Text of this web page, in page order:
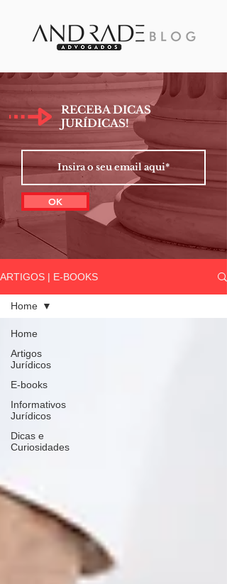
RECEBA DICAS
JURÍDICAS!
OK
ARTIGOS | E-BOOKS
Home
Artigos
Jurídicos
E-books
Informativos
Jurídicos
Dicas e
Curiosidades
Home